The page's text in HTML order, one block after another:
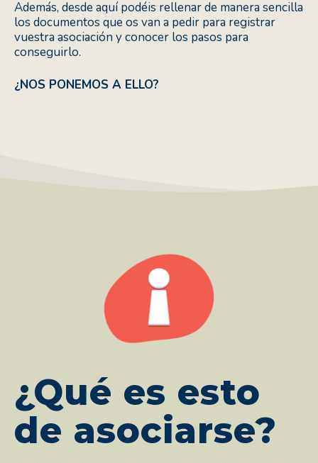
Además, desde aquí podéis rellenar de manera sencilla
los documentos que os van a pedir para registrar
vuestra asociación y conocer los pasos para
conseguirlo.
¿NOS PONEMOS A ELLO?
¿Qué es esto
de asociarse?